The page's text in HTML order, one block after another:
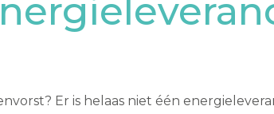
Er is helaas niet één